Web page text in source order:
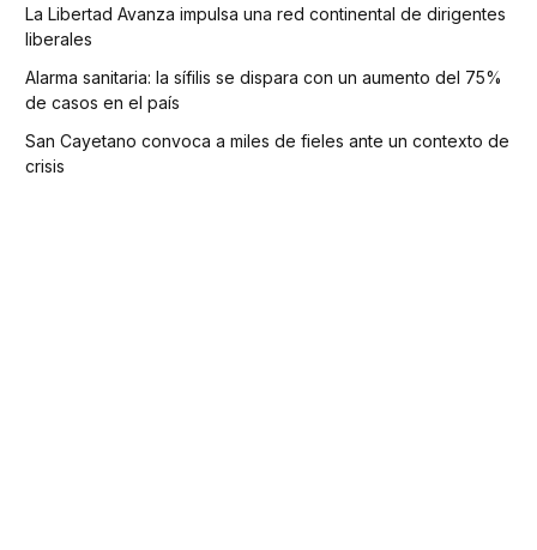
La Libertad Avanza impulsa una red continental de dirigentes
liberales
Alarma sanitaria: la sífilis se dispara con un aumento del 75%
de casos en el país
San Cayetano convoca a miles de fieles ante un contexto de
crisis